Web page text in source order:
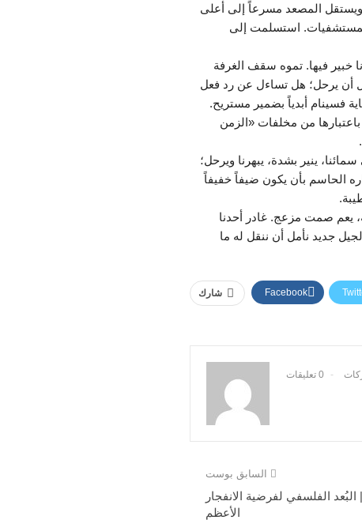
المصعد مسرعاً إلى أعلى
استسلمت إلى
خبير فيها. تموه سقف الغرفة
أن يرحل؛ هل تساءل عن رد فعل
فسينام أبدياً بضمير مستريح.
من مخلفات «الزمن
ينير بشدة، يبهرنا ويرحل؛
الحاسم بأن يكون ضيفاً خفيفاً
يعم صمت مزعج. غادر أحدنا
جديد نأمل أن ننقل له ما
شارك Facebook
0 تعليقات
السابق بوست
البُعد الفلسفي لفرضية الانفجار
الأعظم